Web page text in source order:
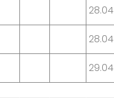
28.04
28.04
29.04